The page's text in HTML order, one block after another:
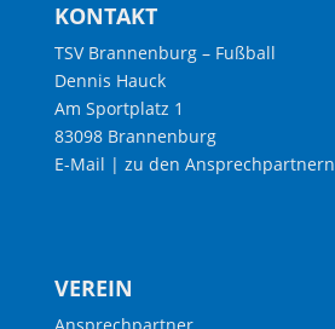
KONTAKT
TSV Brannenburg – Fußball
Dennis Hauck
Am Sportplatz 1
83098 Brannenburg
E-Mail | zu den Ansprechpartnern
VEREIN